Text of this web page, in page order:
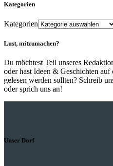
Kategorien
Kategorien
Lust, mitzumachen?
Du möchtest Teil unseres
oder hast Ideen & Geschichten
gelesen werden sollten? Schreib
oder sprich uns an!
Unser Dorf